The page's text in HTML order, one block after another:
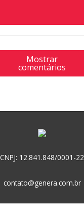
Mostrar
comentários
CNPJ: 12.841.848/0001-22
contato@genera.com.br